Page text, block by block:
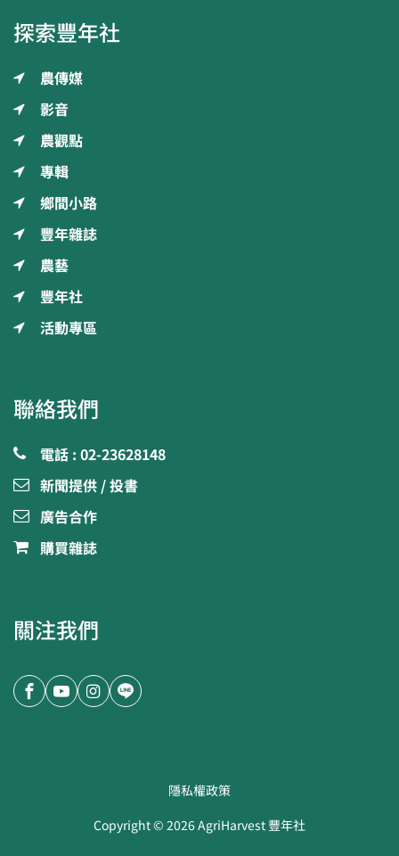
探索豐年社
農傳媒
影音
農觀點
專輯
鄉間小路
豐年雜誌
農藝
豐年社
活動專區
聯絡我們
電話 : 02-23628148
新聞提供 / 投書
廣告合作
購買雜誌
關注我們
隱私權政策
Copyright ©2026AgriHarvest 豐年社